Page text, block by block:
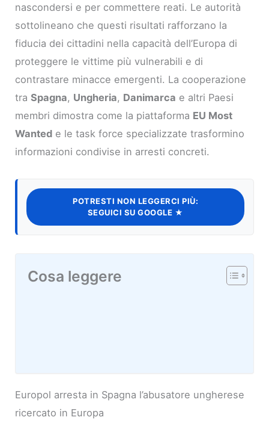
nascondersi e per commettere reati. Le autorità
sottolineano che questi risultati rafforzano la
fiducia dei cittadini nella capacità dell’Europa di
proteggere le vittime più vulnerabili e di
contrastare minacce emergenti. La cooperazione
traSpagna, Ungheria, Danimarca e altri Paesi
membri dimostra come la piattaforma EU Most
Wanted e le task force specializzate trasformino
informazioni condivise in arresti concreti.
POTRESTI NON LEGGERCI PIÙ:
SEGUICI SU GOOGLE ★
Cosa leggere
Europol arresta in Spagna l’abusatore ungherese
ricercato in Europa